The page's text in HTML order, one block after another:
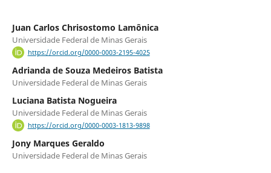
Juan Carlos Chrisostomo Lamônica
Universidade Federal de Minas Gerais
https://orcid.org/0000-0003-2195-4025
Adrianda de Souza Medeiros Batista
Universidade Federal de Minas Gerais
Luciana Batista Nogueira
Universidade Federal de Minas Gerais
https://orcid.org/0000-0003-1813-9898
Jony Marques Geraldo
Universidade Federal de Minas Gerais